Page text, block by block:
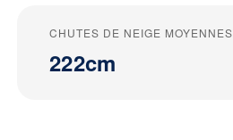
CHUTES DE NEIGE MOYENNES
222cm